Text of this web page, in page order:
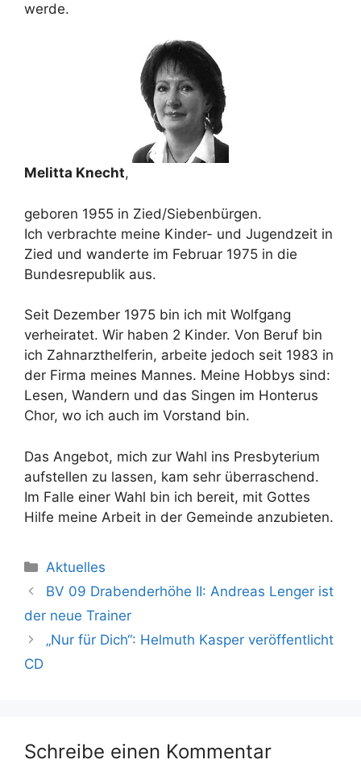
werde.
Melitta Knecht,
geboren 1955 in Zied/Siebenbürgen.
Ich verbrachte meine Kinder- und Jugendzeit in
Zied und wanderte im Februar 1975 in die
Bundesrepublik aus.
Seit Dezember 1975 bin ich mit Wolfgang
verheiratet. Wir haben 2 Kinder. Von Beruf bin
ich Zahnarzthelferin, arbeite jedoch seit 1983 in
der Firma meines Mannes. Meine Hobbys sind:
Lesen, Wandern und das Singen im Honterus
Chor, wo ich auch im Vorstand bin.
Das Angebot, mich zur Wahl ins Presbyterium
aufstellen zu lassen, kam sehr überraschend.
Im Falle einer Wahl bin ich bereit, mit Gottes
Hilfe meine Arbeit in der Gemeinde anzubieten.
Kategorien
Aktuelles
BV 09 Drabenderhöhe II: Andreas Lenger ist
der neue Trainer
„Nur für Dich“: Helmuth Kasper veröffentlicht
CD
Schreibe einen Kommentar